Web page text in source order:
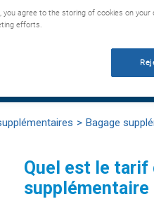
Bagage
Quel est le tarif
supplémentaire
you agree to the storing of cookies on
efforts.